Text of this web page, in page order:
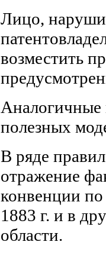
Лицо,
возместить
Аналогичные
полезных
В ряде
отражение
конвенции
1883 г. и в
области.